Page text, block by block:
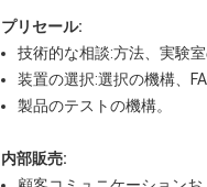
プリセール:
技術的な相談:方法、実験
装置の選択:選択の機構、
製品のテストの機構。
内部販売: